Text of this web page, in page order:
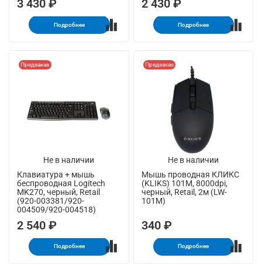
3 430 ₽
Подробнее
2 430 ₽
Подробнее
Не в наличии
Предзаказ
Клавиатура + мышь
беспроводная Logitech
MK270, черный, Retail
(920-003381/920-
004509/920-004518)
2 540 ₽
Подробнее
Не в наличии
Предзаказ
Мышь проводная КЛИКС
(KLIKS) 101M, 8000dpi,
черный, Retail, 2м (LW-
101M)
340 ₽
Подробнее